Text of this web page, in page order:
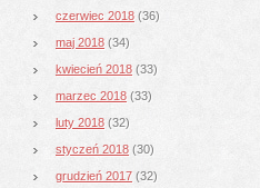
czerwiec 2018 (36)
maj 2018 (34)
kwiecień 2018 (33)
marzec 2018 (33)
luty 2018 (32)
styczeń 2018 (30)
grudzień 2017 (32)